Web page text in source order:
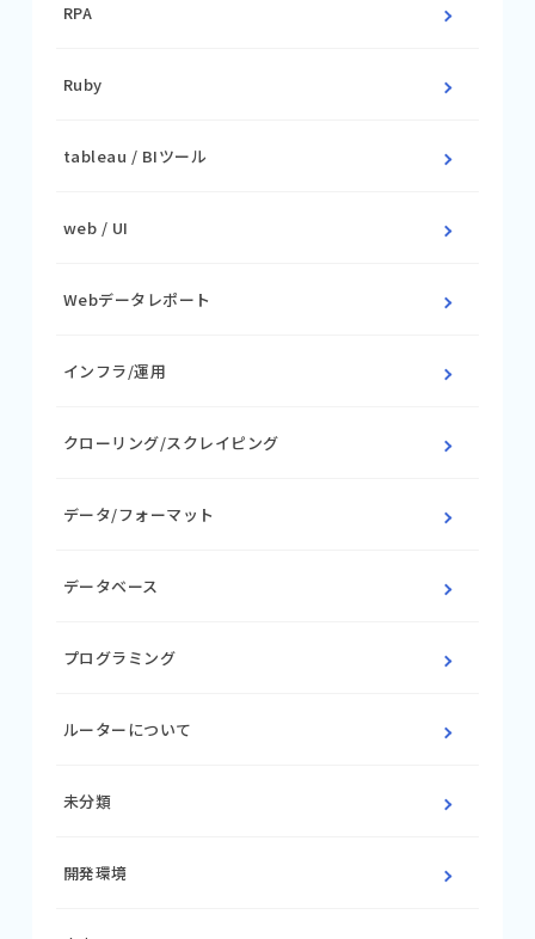
RPA
Ruby
tableau / BIツール
web / UI
Webデータレポート
インフラ/運用
クローリング/スクレイピング
データ/フォーマット
データベース
プログラミング
ルーターについて
未分類
開発環境